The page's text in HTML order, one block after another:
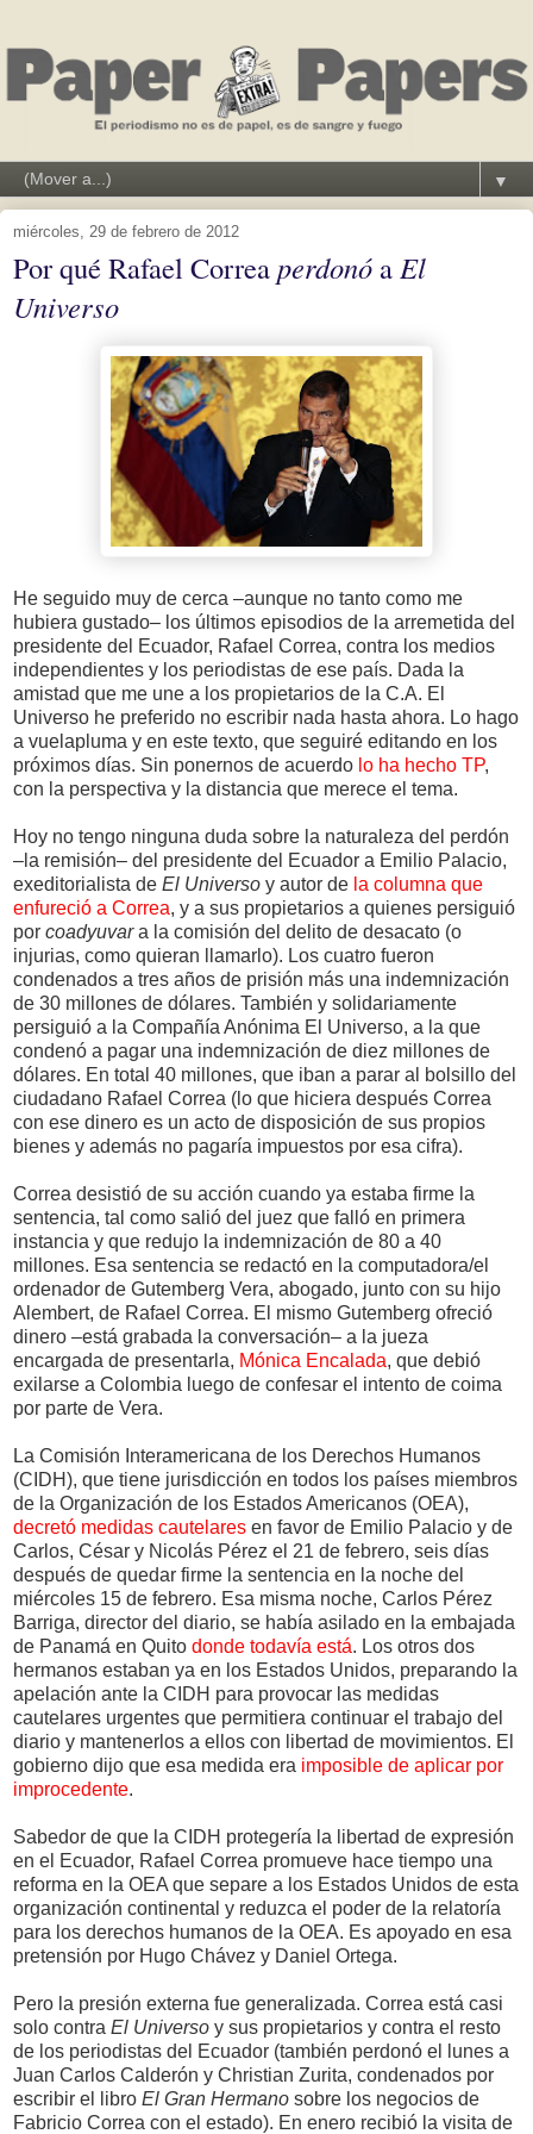
▼
miércoles, 29 de febrero de 2012
Por qué Rafael Correaperdonó aEl
Universo
He seguido muy de cerca –aunque no tanto como me
hubiera gustado– los últimos episodios de la arremetida del
presidente del Ecuador, Rafael Correa, contra los medios
independientes y los periodistas de ese país. Dada la
amistad que me une a los propietarios de la C.A. El
Universo he preferido no escribir nada hasta ahora. Lo hago
a vuelapluma y en este texto, que seguiré editando en los
próximos días. Sin ponernos de acuerdo lo ha hecho TP,
con la perspectiva y la distancia que merece el tema.
Hoy no tengo ninguna duda sobre la naturaleza del perdón
–la remisión– del presidente del Ecuador a Emilio Palacio,
exeditorialista de El Universo y autor de la columna que
enfureció a Correa, y a sus propietarios a quienes persiguió
por coadyuvara la comisión del delito de desacato (o
injurias, como quieran llamarlo). Los cuatro fueron
condenados a tres años de prisión más una indemnización
de 30 millones de dólares. También y solidariamente
persiguió a la Compañía Anónima El Universo, a la que
condenó a pagar una indemnización de diez millones de
dólares. En total 40 millones, que iban a parar al bolsillo del
ciudadano Rafael Correa (lo que hiciera después Correa
con ese dinero es un acto de disposición de sus propios
bienes y además no pagaría impuestos por esa cifra).
Correa desistió de su acción cuando ya estaba firme la
sentencia, tal como salió del juez que falló en primera
instancia y que redujo la indemnización de 80 a 40
millones. Esa sentencia se redactó en la computadora/el
ordenador de Gutemberg Vera, abogado, junto con su hijo
Alembert, de Rafael Correa. El mismo Gutemberg ofreció
dinero –está grabada la conversación– a la jueza
encargada de presentarla, Mónica Encalada, que debió
exilarse a Colombia luego de confesar el intento de coima
por parte de Vera.
La Comisión Interamericana de los Derechos Humanos
(CIDH), que tiene jurisdicción en todos los países miembros
de la Organización de los Estados Americanos (OEA),
decretó medidas cautelares en favor de Emilio Palacio y de
Carlos, César y Nicolás Pérez el 21 de febrero, seis días
después de quedar firme la sentencia en la noche del
miércoles 15 de febrero. Esa misma noche, Carlos Pérez
Barriga, director del diario, se había asilado en la embajada
de Panamá en Quito donde todavía está. Los otros dos
hermanos estaban ya en los Estados Unidos, preparando la
apelación ante la CIDH para provocar las medidas
cautelares urgentes que permitiera continuar el trabajo del
diario y mantenerlos a ellos con libertad de movimientos. El
gobierno dijo que esa medida era imposible de aplicar por
improcedente.
Sabedor de que la CIDH protegería la libertad de expresión
en el Ecuador, Rafael Correa promueve hace tiempo una
reforma en la OEA que separe a los Estados Unidos de esta
organización continental y reduzca el poder de la relatoría
para los derechos humanos de la OEA. Es apoyado en esa
pretensión por Hugo Chávez y Daniel Ortega.
Pero la presión externa fue generalizada. Correa está casi
solo contra El Universo y sus propietarios y contra el resto
de los periodistas del Ecuador (también perdonó el lunes a
Juan Carlos Calderón y Christian Zurita, condenados por
escribir el libro El Gran Hermano sobre los negocios de
Fabricio Correa con el estado). En enero recibió la visita de